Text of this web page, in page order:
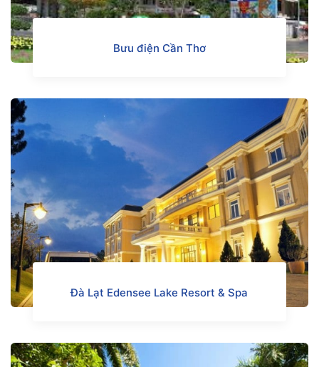
Bưu điện Cần Thơ
Đà Lạt Edensee Lake Resort & Spa